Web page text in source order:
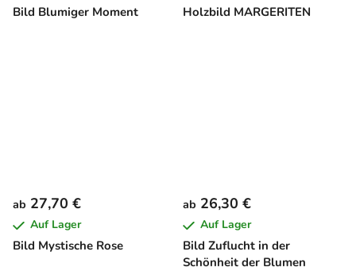
Bild Blumiger Moment Holzbild MARGERITEN
Bild Mystische Rose
ab 27,70 €
Auf Lager
Bild Zuflucht in der
Schönheit der Blumen
ab 26,30 €
Auf Lager